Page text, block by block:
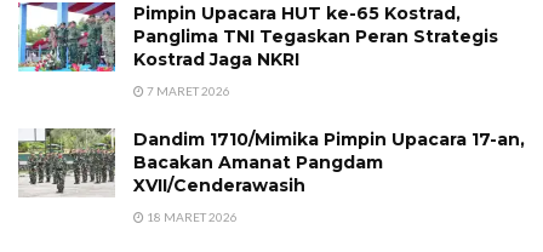
Pimpin Upacara HUT ke-65 Kostrad,
Panglima TNI Tegaskan Peran Strategis
Kostrad Jaga NKRI
7 MARET 2026
Dandim 1710/Mimika Pimpin Upacara 17-an,
Bacakan Amanat Pangdam
XVII/Cenderawasih
18 MARET 2026